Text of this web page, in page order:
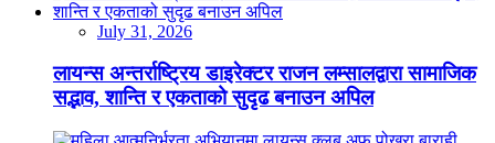
July 31, 2026
लायन्स अन्तर्राष्ट्रिय डाइरेक्टर राजन लम्सालद्वारा सामाजिक
सद्भाव, शान्ति र एकताको सुदृढ बनाउन अपिल